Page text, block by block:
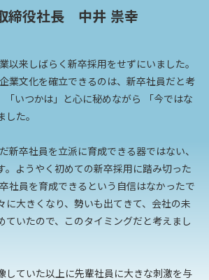
以来しばらく新卒採用をせずにいました。
業文化を確立できるのは、新卒社員だと考
「いつかは」と心に秘めながら 「今ではな
た。
新卒社員を立派に育成できる器ではない、
。ようやく初めての新卒採用に踏み切った
社員を育成できるという自信はなかったで
に大きくなり、勢いも出てきて、会社の未
ていたので、このタイミングだと考えまし
していた以上に先輩社員に大きな刺激を与
締役社長 中井 祟幸